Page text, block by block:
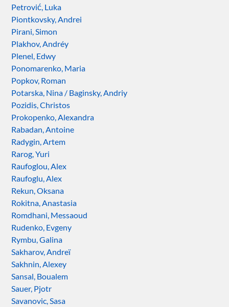
Petrović, Luka
Piontkovsky, Andrei
Pirani, Simon
Plakhov, Andréy
Plenel, Edwy
Ponomarenko, Maria
Popkov, Roman
Potarska, Nina / Baginsky, Andriy
Pozidis, Christos
Prokopenko, Alexandra
Rabadan, Antoine
Radygin, Artem
Rarog, Yuri
Raufoglou, Alex
Raufoglu, Alex
Rekun, Oksana
Rokitna, Anastasia
Romdhani, Messaoud
Rudenko, Evgeny
Rymbu, Galina
Sakharov, Andreï
Sakhnin, Alexey
Sansal, Boualem
Sauer, Pjotr
Savanovic, Sasa